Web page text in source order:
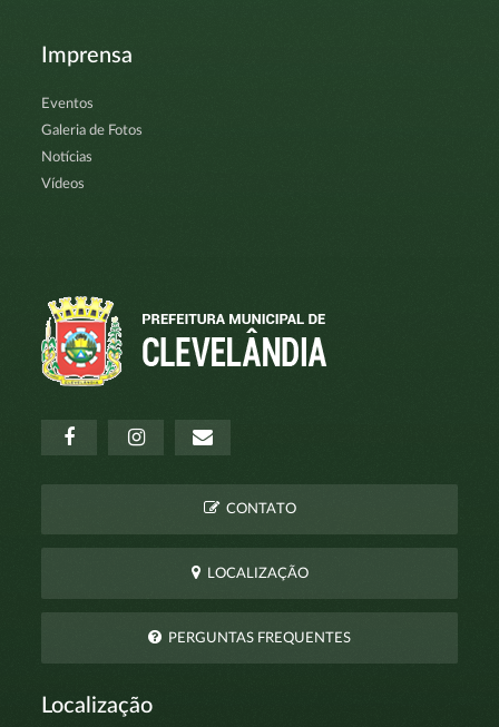
Imprensa
Eventos
Galeria de Fotos
Notícias
Vídeos
CONTATO
LOCALIZAÇÃO
PERGUNTAS FREQUENTES
Localização